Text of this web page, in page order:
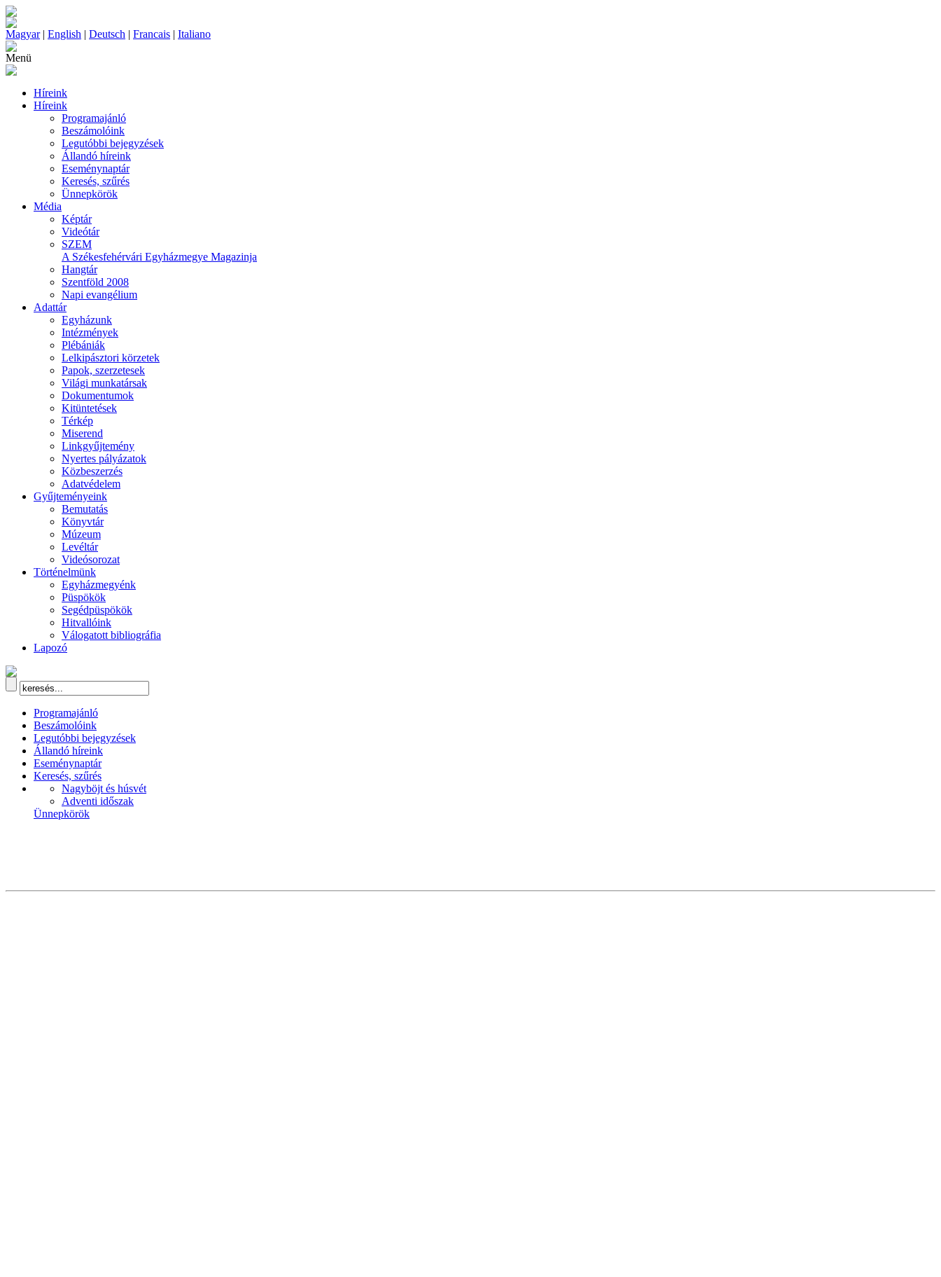
Magyar| English | Deutsch | Francais | Italiano
Menü
Híreink
Híreink
Programajánló
Beszámolóink
Legutóbbi bejegyzések
Állandó híreink
Eseménynaptár
Keresés, szűrés
Ünnepkörök
Média
Képtár
Videótár
SZEM
A Székesfehérvári Egyházmegye Magazinja
Hangtár
Szentföld 2008
Napi evangélium
Adattár
Egyházunk
Intézmények
Plébániák
Lelkipásztori körzetek
Papok, szerzetesek
Világi munkatársak
Dokumentumok
Kitüntetések
Térkép
Miserend
Linkgyűjtemény
Nyertes pályázatok
Közbeszerzés
Adatvédelem
Gyűjteményeink
Bemutatás
Könyvtár
Múzeum
Levéltár
Videósorozat
Történelmünk
Egyházmegyénk
Püspökök
Segédpüspökök
Hitvallóink
Válogatott bibliográfia
Lapozó
Programajánló
Beszámolóink
Legutóbbi bejegyzések
Állandó híreink
Eseménynaptár
Keresés, szűrés
Nagyböjt és húsvét
Adventi időszak
Ünnepkörök